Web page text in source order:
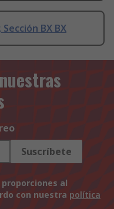
BX BX
Suscríbete
al
con nuestra política